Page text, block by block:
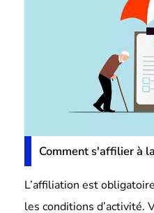
Comment s'affilier à
L’affiliation est
les conditions d’activité.